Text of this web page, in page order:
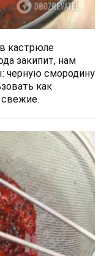
кастрюле
закипит, нам
черную смородину
как